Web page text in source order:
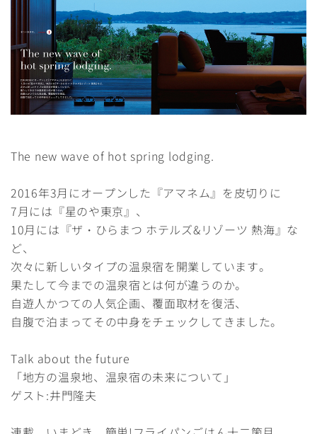
The new wave of hot spring lodging.
2016年3月にオープンした『アマネム』を皮切りに
7月には『星のや東京』、
10月には『ザ・ひらまつ ホテルズ&リゾーツ 熱海』な
ど、
次々に新しいタイプの温泉宿を開業しています。
果たして今までの温泉宿とは何が違うのか。
自遊人かつての人気企画、覆面取材を復活、
自腹で泊まってその中身をチェックしてきました。
Talk about the future
「地方の温泉地、温泉宿の未来について」
ゲスト:井門隆夫